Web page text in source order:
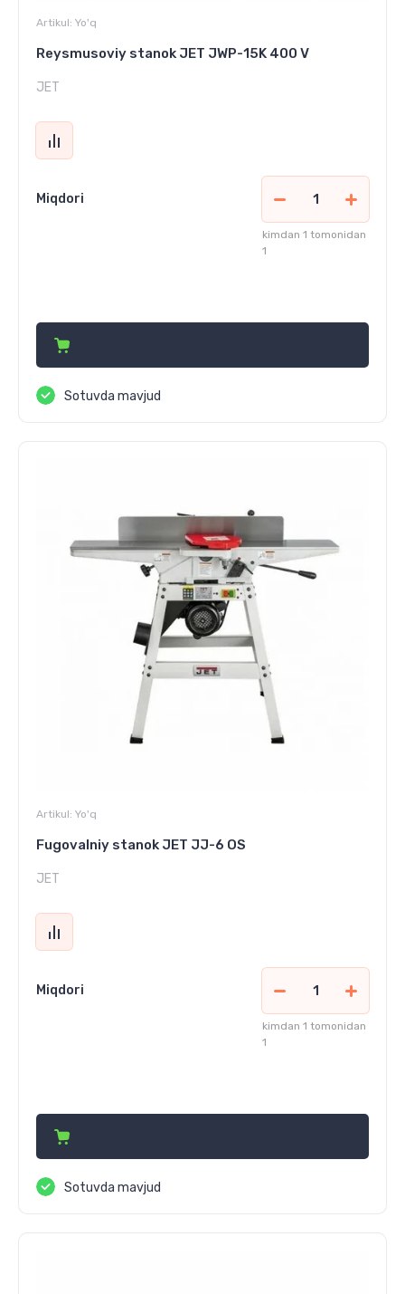
Artikul: Yo'q
Reysmusoviy stanok JET JWP-15K 400 V
JET
Miqdori
kimdan 1 tomonidan
1
Sotuvda mavjud
Artikul: Yo'q
Fugovalniy stanok JET JJ-6 OS
JET
Miqdori
kimdan 1 tomonidan
1
Sotuvda mavjud